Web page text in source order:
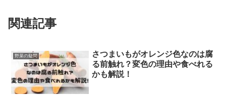
関連記事
野菜の疑問
さつまいもがオレンジ色なのは腐
る前触れ？変色の理由や食べれる
かも解説！